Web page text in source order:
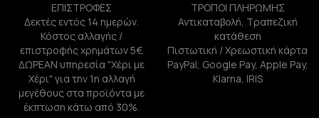
ΕΠΙΣΤΡΟΦΕΣ
Δεκτές εντός 14 ημερών.
Κόστος αλλαγής /
επιστροφής χρημάτων 5€.
ΔΩΡΕΑΝ υπηρεσία "Χέρι με
Χέρι" για την 1η αλλαγή
μεγέθους στα προϊόντα με
έκπτωση κάτω από 30%.
ΤΡΟΠΟΙ ΠΛΗΡΩΜΗΣ
Αντικαταβολή, Τραπεζική
κατάθεση
Πιστωτική / Χρεωστική κάρτα
PayPal, Google Pay, Apple Pay,
Klarna, IRIS